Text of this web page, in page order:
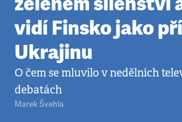
vidí Finsko jako
Ukrajinu
O čem se mluvilo v nedělních
debatách
Marek Švehla